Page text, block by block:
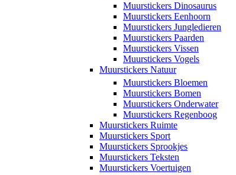
Muurstickers Dinosaurus
Muurstickers Eenhoorn
Muurstickers Jungledieren
Muurstickers Paarden
Muurstickers Vissen
Muurstickers Vogels
Muurstickers Natuur
Muurstickers Bloemen
Muurstickers Bomen
Muurstickers Onderwater
Muurstickers Regenboog
Muurstickers Ruimte
Muurstickers Sport
Muurstickers Sprookjes
Muurstickers Teksten
Muurstickers Voertuigen